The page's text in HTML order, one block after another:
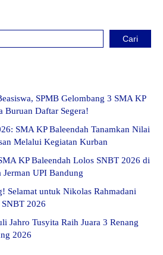
Cari
SPMB Gelombang 3 SMA KP
Buruan Daftar Segera!
SMA KP Baleendah Tanamkan Nilai
Melalui Kegiatan Kurban
KP Baleendah Lolos SNBT 2026 di
Jerman UPI Bandung
Selamat untuk Nikolas Rahmadani
2026
Jahro Tusyita Raih Juara 3 Renang
2026